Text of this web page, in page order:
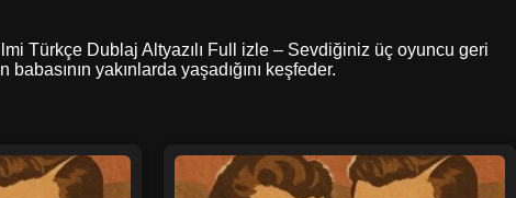
Türkçe Dublaj Altyazılı Full izle – Sevdiğiniz üç oyuncu geri
yakınlarda yaşadığını keşfeder.